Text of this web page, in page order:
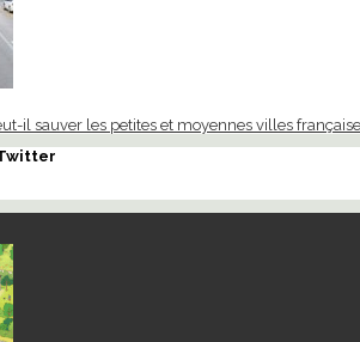
il sauver les petites et moyennes villes